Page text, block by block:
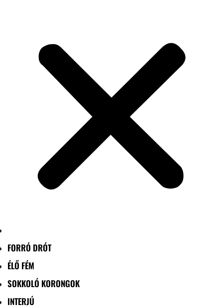
FORRÓ DRÓT
ÉLŐ FÉM
SOKKOLÓ KORONGOK
INTERJÚ